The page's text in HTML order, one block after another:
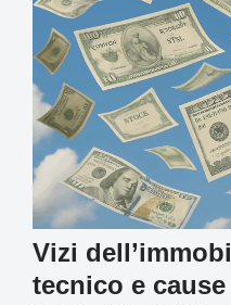
Vizi
tecnico e